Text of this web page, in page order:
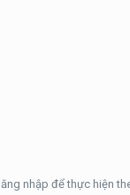
nhập để thực hiện